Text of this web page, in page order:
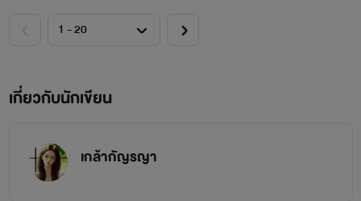
เกี่ยวกับนักเขียน
เกล้ากัญรญา